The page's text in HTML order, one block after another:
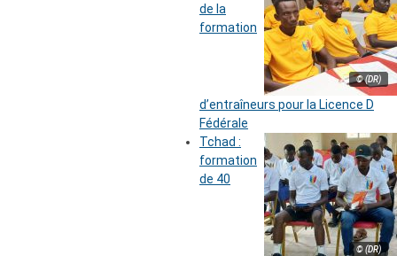
© (DR)
de la
formation
d’entraîneurs pour la Licence D
Fédérale
© (DR)
Tchad :
formation
de 40